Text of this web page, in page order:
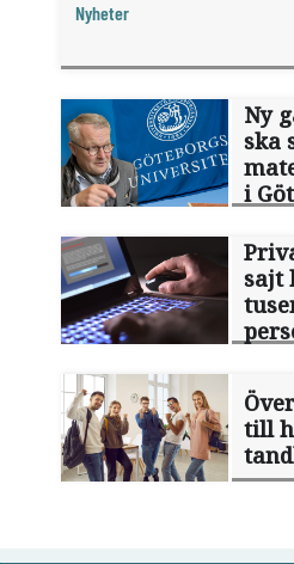
Nyheter
Ny
ska
i
sajt
till